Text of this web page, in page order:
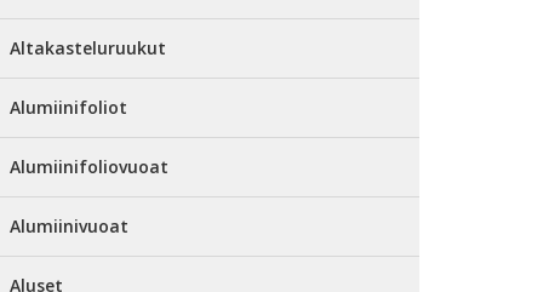
Altakasteluruukut
Alumiinifoliot
Alumiinifoliovuoat
Alumiinivuoat
Aluset